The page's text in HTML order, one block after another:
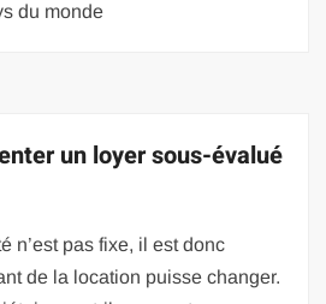
du monde
un loyer sous-évalué
n’est pas fixe, il est donc
de la location puisse changer.